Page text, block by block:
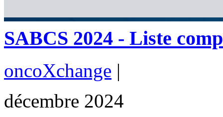
SABCS 2024 - Liste
oncoXchange |
décembre 2024